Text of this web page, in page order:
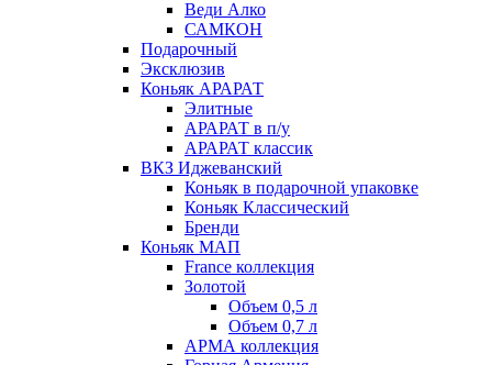
Веди Алко
САМКОН
Подарочный
Эксклюзив
Коньяк АРАРАТ
Элитные
АРАРАТ в п/у
АРАРАТ классик
ВКЗ Иджеванский
Коньяк в подарочной упаковке
Коньяк Классический
Бренди
Коньяк МАП
France коллекция
Золотой
Объем 0,5 л
Объем 0,7 л
АРМА коллекция